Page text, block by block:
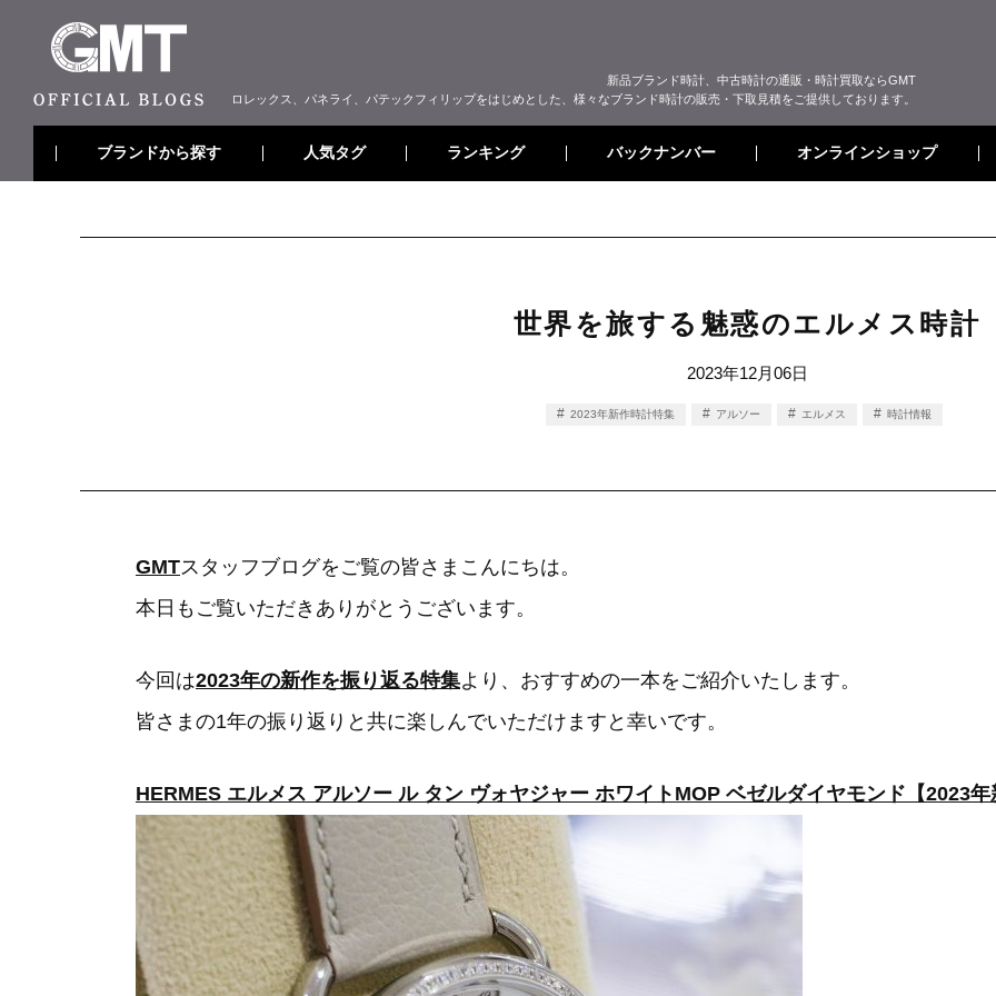
新品ブランド時計、中古時計の通販・時計買取ならGMT
ロレックス、パネライ、パテックフィリップをはじめとした、様々なブランド時計の販売・下取見積をご提供しております。
ブランドから探す 人気タグ ランキング バックナンバー オンラインショップ
世界を旅する魅惑のエルメス時計
2023年12月06日
2023年新作時計特集 アルソー エルメス 時計情報
GMTスタッフブログをご覧の皆さまこんにちは。
本日もご覧いただきありがとうございます。
今回は2023年の新作を振り返る特集より、おすすめの一本をご紹介いたします。
皆さまの1年の振り返りと共に楽しんでいただけますと幸いです。
HERMES エルメス アルソー ル タン ヴォヤジャー ホワイトMOP ベゼルダイヤモンド【2023年